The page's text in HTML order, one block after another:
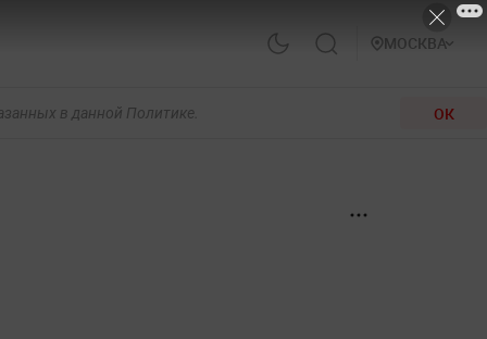
МОСКВА
в данной Политике. ОК